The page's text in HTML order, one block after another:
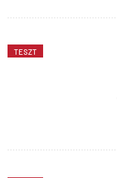
TESZT